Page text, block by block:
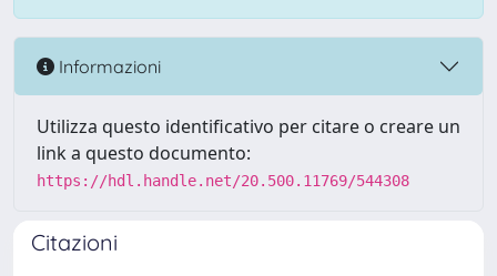
Informazioni
Utilizza questo identificativo per citare o creare un
link a questo documento:
https://hdl.handle.net/20.500.11769/544308
Citazioni